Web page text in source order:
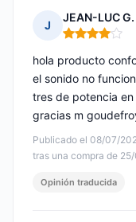
J
JEAN-LUC G.
Nota: 4 de 5
Publicado el 08/07/
tras una compra de
hola producto
el sonido no
tres de potencia
gracias m
Opinión traducida